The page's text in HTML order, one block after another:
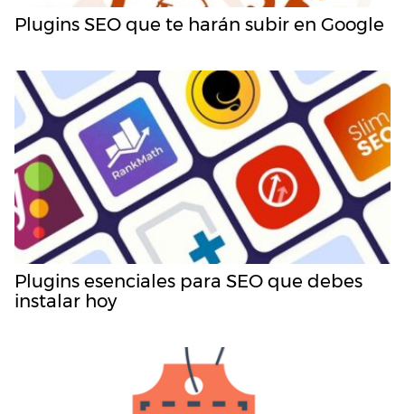
Plugins SEO que te harán subir en Google
Plugins esenciales para SEO que debes
instalar hoy